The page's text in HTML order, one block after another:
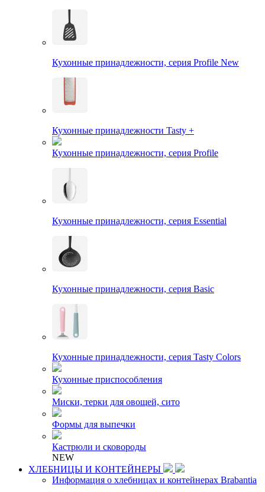
Кухонные принадлежности, серия Profile New
Кухонные принадлежности Tasty +
Кухонные принадлежности, серия Profile
Кухонные принадлежности, серия Essential
Кухонные принадлежности, серия Basic
Кухонные принадлежности, серия Tasty Colors
Кухонные приспособления
Миски, терки для овощей, сито
Формы для выпечки
Кастрюли и сковороды
NEW
ХЛЕБНИЦЫ И КОНТЕЙНЕРЫ
Информация о хлебницах и контейнерах Brabantia